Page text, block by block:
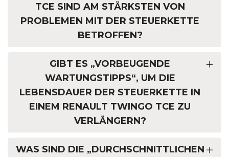
TCE SIND AM STÄRKSTEN VON
PROBLEMEN MIT DER STEUERKETTE
BETROFFEN?
GIBT ES „VORBEUGENDE
WARTUNGSTIPPS“, UM DIE
LEBENSDAUER DER STEUERKETTE IN
EINEM RENAULT TWINGO TCE ZU
VERLÄNGERN?
WAS SIND DIE „DURCHSCHNITTLICHEN